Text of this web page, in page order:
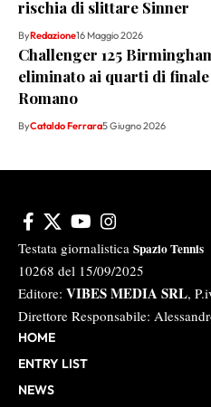
rischia di slittare Sinner
ByRedazione16 Maggio 2026
Challenger 125
eliminato ai quarti di
Romano
ByCataldo Ferrara5 Giugno 2026
Testata giornalistica Spazio Tennis
10268 del 15/09/2025
Editore: VIBES MEDIA SRL,
Direttore Responsabile:
HOME
ENTRY LIST
NEWS